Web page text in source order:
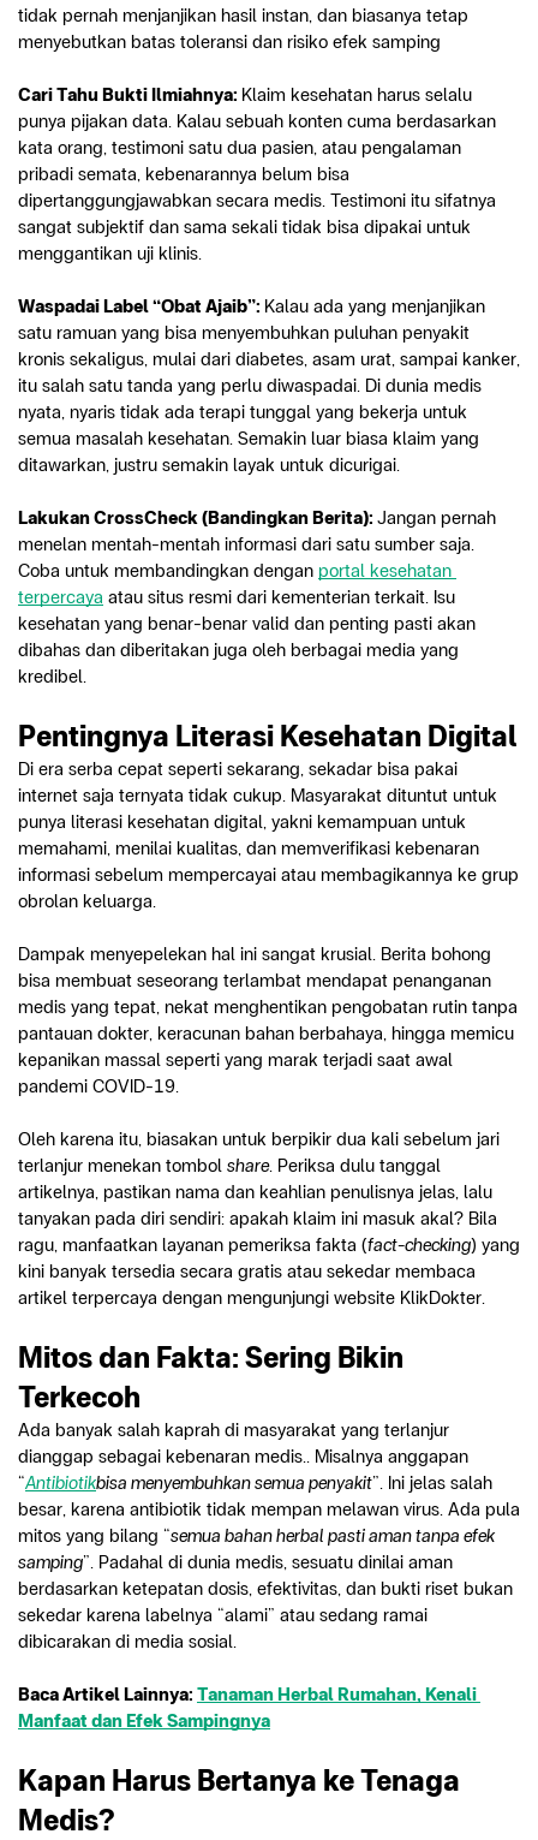
tidak pernah menjanjikan hasil instan, dan biasanya tetap
menyebutkan batas toleransi dan risiko efek samping
Cari Tahu Bukti Ilmiahnya: Klaim kesehatan harus selalu
punya pijakan data. Kalau sebuah konten cuma berdasarkan
kata orang, testimoni satu dua pasien, atau pengalaman
pribadi semata, kebenarannya belum bisa
dipertanggungjawabkan secara medis. Testimoni itu sifatnya
sangat subjektif dan sama sekali tidak bisa dipakai untuk
menggantikan uji klinis.
Waspadai Label “Obat Ajaib”: Kalau ada yang menjanjikan
satu ramuan yang bisa menyembuhkan puluhan penyakit
kronis sekaligus, mulai dari diabetes, asam urat, sampai kanker,
itu salah satu tanda yang perlu diwaspadai. Di dunia medis
nyata, nyaris tidak ada terapi tunggal yang bekerja untuk
semua masalah kesehatan. Semakin luar biasa klaim yang
ditawarkan, justru semakin layak untuk dicurigai.
Lakukan CrossCheck (Bandingkan Berita): Jangan pernah
menelan mentah-mentah informasi dari satu sumber saja.
Coba untuk membandingkan dengan portal kesehatan
terpercaya atau situs resmi dari kementerian terkait. Isu
kesehatan yang benar-benar valid dan penting pasti akan
dibahas dan diberitakan juga oleh berbagai media yang
kredibel.
Pentingnya Literasi Kesehatan Digital
Di era serba cepat seperti sekarang, sekadar bisa pakai
internet saja ternyata tidak cukup. Masyarakat dituntut untuk
punya literasi kesehatan digital, yakni kemampuan untuk
memahami, menilai kualitas, dan memverifikasi kebenaran
informasi sebelum mempercayai atau membagikannya ke grup
obrolan keluarga.
Dampak menyepelekan hal ini sangat krusial. Berita bohong
bisa membuat seseorang terlambat mendapat penanganan
medis yang tepat, nekat menghentikan pengobatan rutin tanpa
pantauan dokter, keracunan bahan berbahaya, hingga memicu
kepanikan massal seperti yang marak terjadi saat awal
pandemi COVID-19.
Oleh karena itu, biasakan untuk berpikir dua kali sebelum jari
terlanjur menekan tombol share. Periksa dulu tanggal
artikelnya, pastikan nama dan keahlian penulisnya jelas, lalu
tanyakan pada diri sendiri: apakah klaim ini masuk akal? Bila
ragu, manfaatkan layanan pemeriksa fakta (fact-checking) yang
kini banyak tersedia secara gratis atau sekedar membaca
artikel terpercaya dengan mengunjungi website KlikDokter.
Mitos dan Fakta: Sering Bikin
Terkecoh
Ada banyak salah kaprah di masyarakat yang terlanjur
dianggap sebagai kebenaran medis.. Misalnya anggapan
“Antibiotikbisa menyembuhkan semua penyakit”. Ini jelas salah
besar, karena antibiotik tidak mempan melawan virus. Ada pula
mitos yang bilang “semua bahan herbal pasti aman tanpa efek
samping”. Padahal di dunia medis, sesuatu dinilai aman
berdasarkan ketepatan dosis, efektivitas, dan bukti riset bukan
sekedar karena labelnya “alami” atau sedang ramai
dibicarakan di media sosial.
Baca Artikel Lainnya: Tanaman Herbal Rumahan, Kenali
Manfaat dan Efek Sampingnya
Kapan Harus Bertanya ke Tenaga
Medis?